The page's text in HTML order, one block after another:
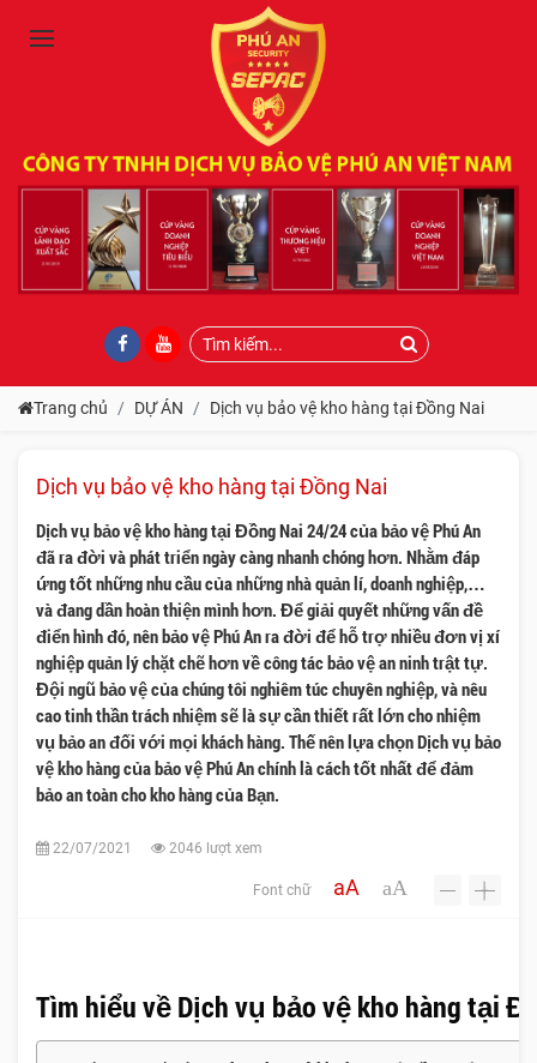
Trang chủ DỰ ÁN Dịch vụ bảo vệ kho hàng tại Đồng Nai
Dịch vụ bảo vệ kho hàng tại Đồng Nai
Dịch vụ bảo vệ kho hàng tại Đồng Nai 24/24 của bảo vệ Phú An
đã ra đời và phát triển ngày càng nhanh chóng hơn. Nhằm đáp
ứng tốt những nhu cầu của những nhà quản lí, doanh nghiệp,…
và đang dần hoàn thiện mình hơn. Để giải quyết những vấn đề
điển hình đó, nên bảo vệ Phú An ra đời để hỗ trợ nhiều đơn vị xí
nghiệp quản lý chặt chẽ hơn về công tác bảo vệ an ninh trật tự.
Đội ngũ bảo vệ của chúng tôi nghiêm túc chuyên nghiệp, và nêu
cao tinh thần trách nhiệm sẽ là sự cần thiết rất lớn cho nhiệm
vụ bảo an đối với mọi khách hàng. Thế nên lựa chọn Dịch vụ bảo
vệ kho hàng của bảo vệ Phú An chính là cách tốt nhất để đảm
bảo an toàn cho kho hàng của Bạn.
22/07/2021 2046 lượt xem
Font chữ aA aA - +
Tìm hiểu về Dịch vụ bảo vệ kho hàng tại